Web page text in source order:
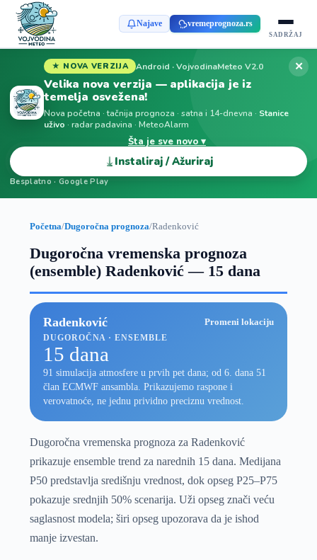
Najave vremeprognoza.rs
SADRŽAJ
★ NOVA VERZIJA Android · VojvodinaMeteo V2.0
Velika nova verzija — aplikacija je iz
temelja osvežena!
Nova početna · tačnija prognoza · satna i 14-dnevna · Stanice
uživo · radar padavina · MeteoAlarm
Šta je sve novo ▾
⤓ Instaliraj / Ažuriraj
Besplatno · Google Play
✕
Početna/Dugoročna prognoza/Radenković
Dugoročna vremenska prognoza
(ensemble) Radenković — 15 dana
Radenković Promeni lokaciju
DUGOROČNA · ENSEMBLE
15 dana
91 simulacija atmosfere u prvih pet dana; od 6. dana 51
član ECMWF ansambla. Prikazujemo raspone i
verovatnoće, ne jednu prividno preciznu vrednost.
Dugoročna vremenska prognoza za Radenković
prikazuje ensemble trend za narednih 15 dana. Medijana
P50 predstavlja središnju vrednost, dok opseg P25–P75
pokazuje srednjih 50% scenarija. Uži opseg znači veću
saglasnost modela; širi opseg upozorava da je ishod
manje izvestan.